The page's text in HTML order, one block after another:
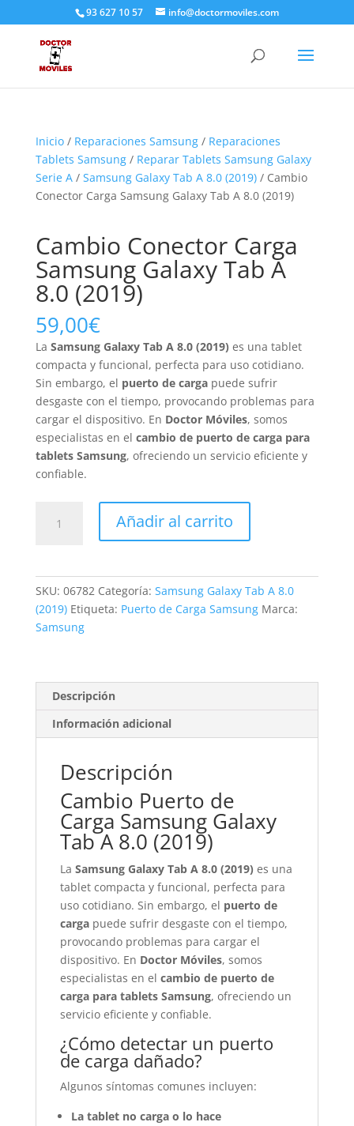
93 627 10 57 info@doctormoviles.com
Inicio/ Reparaciones Samsung/ Reparaciones
Tablets Samsung/ Reparar Tablets Samsung Galaxy
Serie A/ Samsung Galaxy Tab A 8.0 (2019)/ Cambio
Conector Carga Samsung Galaxy Tab A 8.0 (2019)
Cambio Conector Carga
Samsung Galaxy Tab A
8.0 (2019)
59,00€
La Samsung Galaxy Tab A 8.0 (2019) es una tablet
compacta y funcional, perfecta para uso cotidiano.
Sin embargo, el puerto de cargapuede sufrir
desgaste con el tiempo, provocando problemas para
cargar el dispositivo. En Doctor Móviles, somos
especialistas en el cambio de puerto de carga para
tablets Samsung, ofreciendo un servicio eficiente y
confiable.
Conector
A
Añadir al carrito
SKU: 06782 Categoría: Samsung Galaxy Tab A 8.0
(2019) Etiqueta: Puerto de Carga Samsung Marca:
Samsung
Descripción
Información adicional
Descripción
Cambio Puerto de
Carga Samsung Galaxy
Tab A 8.0 (2019)
La Samsung Galaxy Tab A 8.0 (2019) es una
tablet compacta y funcional, perfecta para
uso cotidiano. Sin embargo, el puerto de
cargapuede sufrir desgaste con el tiempo,
provocando problemas para cargar el
dispositivo. En Doctor Móviles, somos
especialistas en el cambio de puerto de
carga para tablets Samsung, ofreciendo un
servicio eficiente y confiable.
¿Cómo detectar un puerto
de carga dañado?
Algunos síntomas comunes incluyen:
La tablet no carga o lo hace